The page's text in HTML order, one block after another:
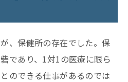
、保健所の存在でした。保
であり、1対1の医療に限ら
のできる仕事があるのでは